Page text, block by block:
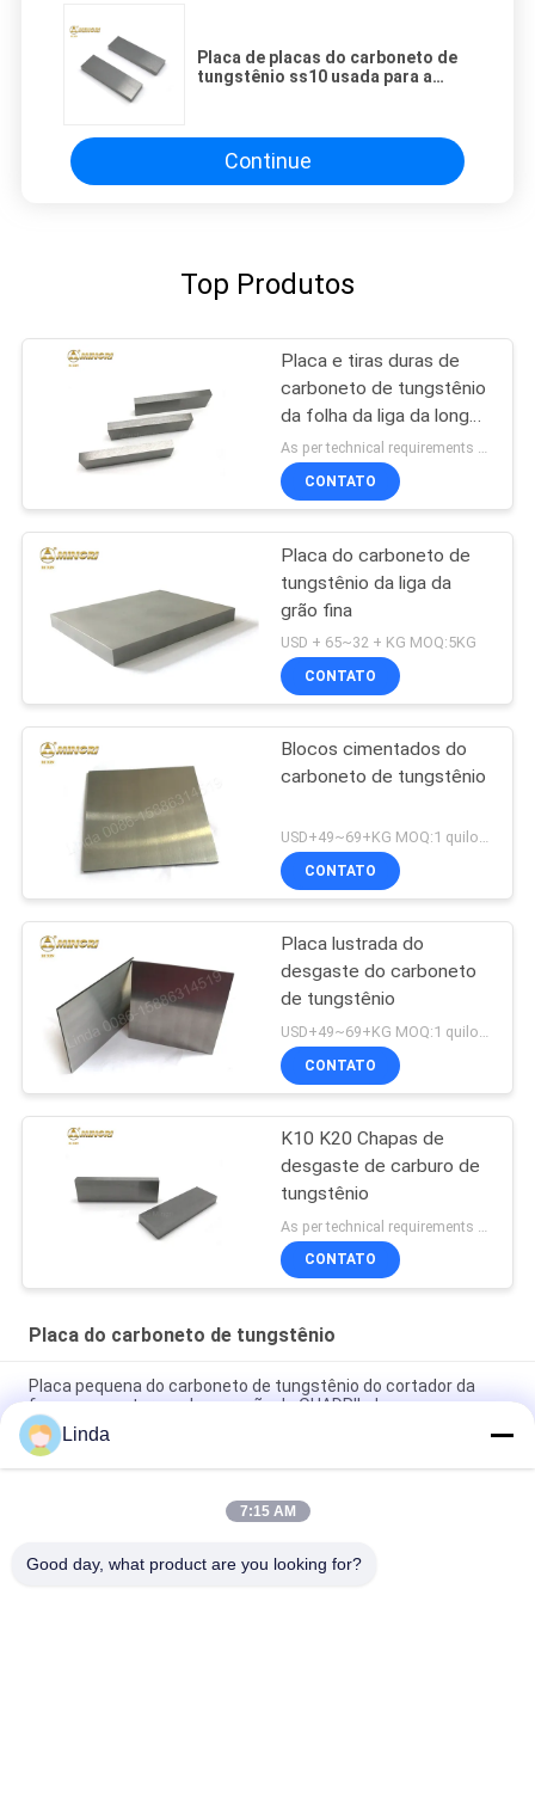
Placa de placas do carboneto de
tungstênio ss10 usada para a
Continue
Top Produtos
Placa e tiras duras de
carboneto de tungstênio
da folha da liga da longa
vida para a ferramenta
de corte
As per technical requirements MOQ:5KG
CONTATO
Placa do carboneto de
tungstênio da liga da
grão fina
USD + 65~32 + KG MOQ:5KG
CONTATO
Blocos cimentados do
carboneto de tungstênio
CONTATO
Placa lustrada do
desgaste do carboneto
de tungstênio
CONTATO
K10 K20 Chapas de
desgaste de carburo de
tungstênio
CONTATO
Placa do carboneto de tungstênio
Placa pequena do carboneto de tungstênio do cortador da
faca para cortar a aglomeração do QUADRIL do uso
Barra pequena do corte de borda afiada das facas da placa do
carboneto de tungstênio do tamanho de grão YL10.2 fina
Vista - a placa resistente do cortador do carboneto
Linda
7:15 AM
Good day, what product are you looking for?